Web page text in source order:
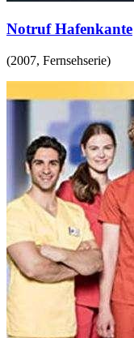
Notruf Hafenkante
(2007, Fernsehserie)